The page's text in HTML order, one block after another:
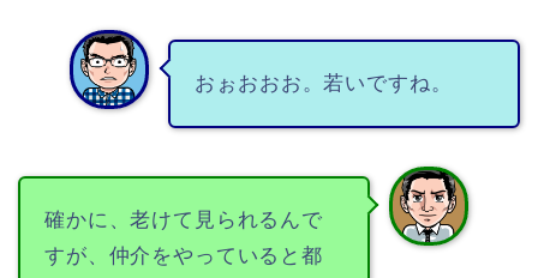
おぉおおお。若いですね。
確かに、老けて見られるんで
すが、仲介をやっていると都